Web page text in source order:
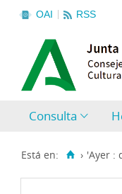
OAI RSS
Consulta
Está en: › 'Ayer :